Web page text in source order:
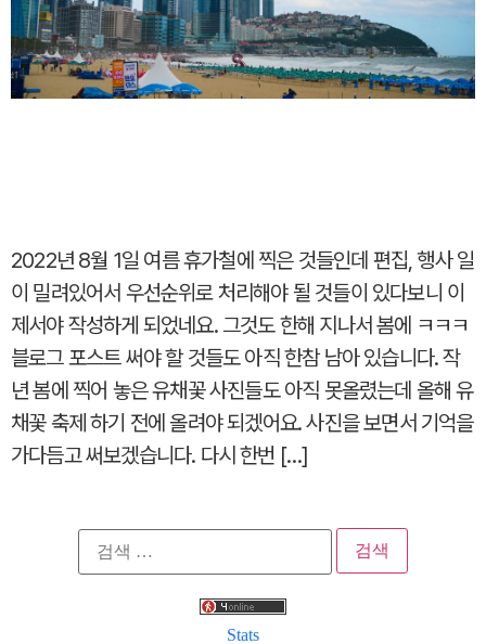
2022년 8월 1일 여름 휴가철에 찍은 것들인데 편집, 행사 일
이 밀려있어서 우선순위로 처리해야 될 것들이 있다보니 이
제서야 작성하게 되었네요. 그것도 한해 지나서 봄에 ㅋㅋㅋ
블로그 포스트 써야 할 것들도 아직 한참 남아 있습니다. 작
년 봄에 찍어 놓은 유채꽃 사진들도 아직 못올렸는데 올해 유
채꽃 축제 하기 전에 올려야 되겠어요. 사진을 보면서 기억을
가다듬고 써보겠습니다. 다시 한번 […]
검
색:
Stats